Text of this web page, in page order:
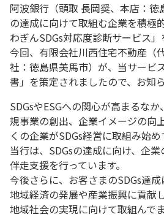
阿波銀行（頭取 長岡奨、本店：徳
の達成に向けて取組む企業を積極
わぎんSDGs対応度診断サービス」
今回、有限会社川西住宅不動産（
社：徳島県美馬市）が、当サービ
書」を策定されましたので、お知
SDGsやESGへの関心が高まるな
規事業の創出、企業イメージの向
くの企業がSDGs経営に取組み始め
当行は、SDGsの達成に向け、企
伴走支援を行っています。
今後さらに、お客さまのSDGs達
地域経済の発展や産業振興に貢献
地域社会の実現に向けて取組んでま